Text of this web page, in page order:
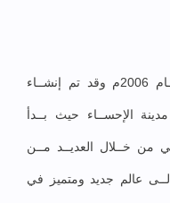
معهــد البصائــر للتدريــب تأســس عــام 2006م وقد تم إنشــاء
الإحســاء حيث بــدأ
من خــلال العديــد مــن
إلــى عالم جديد ومتميز في